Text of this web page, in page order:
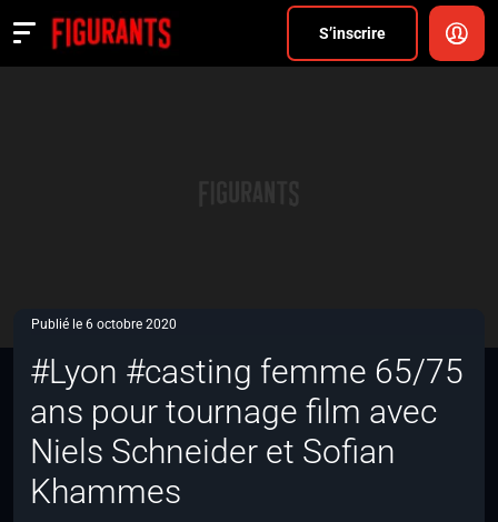
S’inscrire
Actualités
Publié le 6 octobre 2020
#Lyon #casting femme 65/75
ans pour tournage film avec
Niels Schneider et Sofian
Khammes